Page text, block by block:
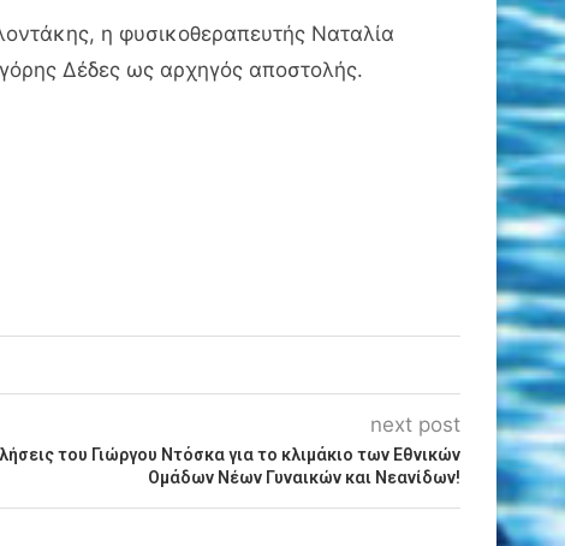
η φυσικοθεραπευτής Ναταλία
Δέδες ως αρχηγός αποστολής.
next post
του Γιώργου Ντόσκα για το κλιμάκιο των Εθνικών
Ομάδων Νέων Γυναικών και Νεανίδων!